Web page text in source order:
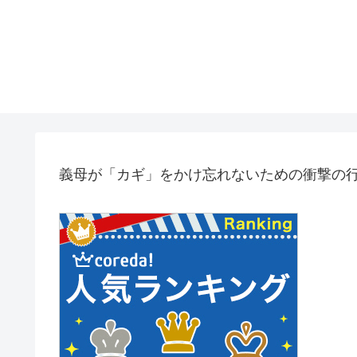
義母が「カギ」をかけ忘れないための衝撃の